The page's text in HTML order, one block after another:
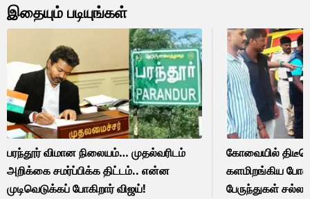
இதையும் படியுங்கள்
பரந்தூர் விமான நிலையம்… முதல்வரிடம்
அறிக்கை சமர்ப்பிக்க திட்டம்.. என்ன
முடிவெடுக்கப் போகிறார் விஜய்!
கோவையில்
களமிறங்கிய
பேருந்துகள்